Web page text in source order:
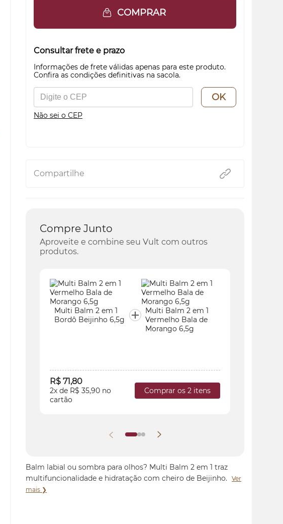
COMPRAR
Consultar frete e prazo
Informações de frete válidas apenas para este produto.
Confira as condições definitivas na sacola.
OK
Não sei o CEP
Compartilhe
Compre Junto
Aproveite e combine seu Vult com outros
produtos.
Multi Balm 2 em 1
Bordô Beijinho 6,5g
Multi Balm 2 em 1
Vermelho Bala de
Morango 6,5g
R$ 71,80
2x de R$ 35,90 no
cartão
Comprar os 2 itens
Balm labial ou sombra para olhos? Multi Balm 2 em 1 traz
multifuncionalidade e hidratação com cheiro de Beijinho.
Ver
mais ❯